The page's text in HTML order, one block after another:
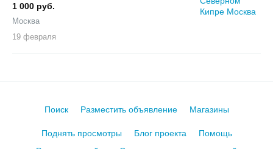
1 000 руб.
Москва
19 февраля
Поиск Разместить объявление Магазины
Поднять просмотры Блог проекта
Помощь